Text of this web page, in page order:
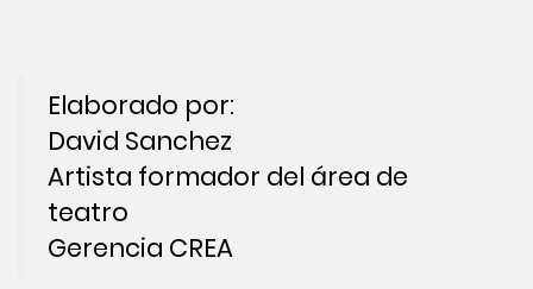
Elaborado por:
David Sanchez
Artista formador del área de
teatro
Gerencia CREA